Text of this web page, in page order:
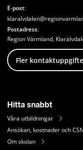
E-post:
Postadress:
Region Värmland,
Fler
Hitta snabbt
Våra utbildningar
Ansökan, kostnader och CSN
Om skolan